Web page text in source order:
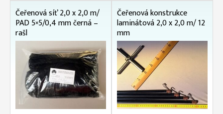
Čeřenová síť 2,0 x 2,0 m/
PAD 5×5/0,4 mm černá –
rašl
Čeřenová konstrukce
laminátová 2,0 x 2,0 m/ 12
mm